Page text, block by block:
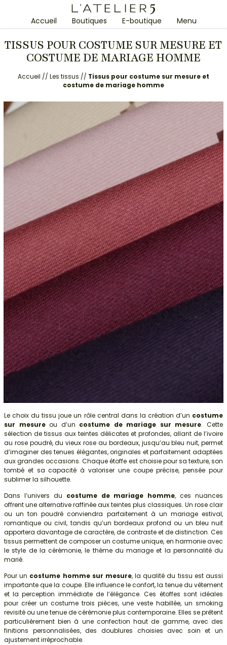
Accueil Boutiques E-boutique Menu
TISSUS POUR COSTUME SUR MESURE ET
COSTUME DE MARIAGE HOMME
Accueil // Les tissus // Tissus pour costume sur mesure et
costume de mariage homme
Le choix du tissu joue un rôle central dans la création d’un costume
sur mesureou d’un costume de mariage sur mesure. Cette
sélection de tissus aux teintes délicates et profondes, allant de l’ivoire
au rose poudré, du vieux rose au bordeaux, jusqu’au bleu nuit, permet
d’imaginer des tenues élégantes, originales et parfaitement adaptées
aux grandes occasions. Chaque étoffe est choisie pour sa texture, son
tombé et sa capacité à valoriser une coupe précise, pensée pour
sublimer la silhouette.
Dans l’univers du costume de mariage homme, ces nuances
offrent une alternative raffinée aux teintes plus classiques. Un rose clair
ou un ton poudré conviendra parfaitement à un mariage estival,
romantique ou civil, tandis qu’un bordeaux profond ou un bleu nuit
apportera davantage de caractère, de contraste et de distinction. Ces
tissus permettent de composer un costume unique, en harmonie avec
le style de la cérémonie, le thème du mariage et la personnalité du
marié.
Pour un costume homme sur mesure, la qualité du tissu est aussi
importante que la coupe. Elle influence le confort, la tenue du vêtement
et la perception immédiate de l’élégance. Ces étoffes sont idéales
pour créer un costume trois pièces, une veste habillée, un smoking
revisité ou une tenue de cérémonie plus contemporaine. Elles se prêtent
particulièrement bien à une confection haut de gamme, avec des
finitions personnalisées, des doublures choisies avec soin et un
ajustement irréprochable.